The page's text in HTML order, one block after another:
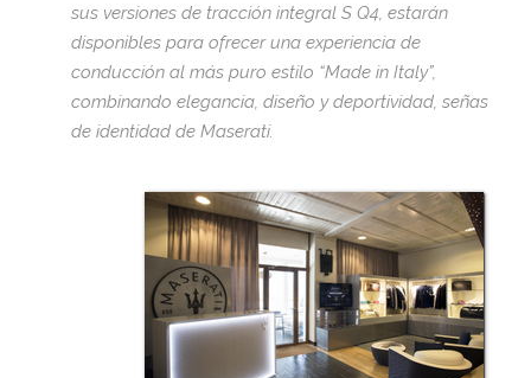
sus versiones de tracción integral S Q4, estarán
disponibles para ofrecer una experiencia de
conducción al más puro estilo “Made in Italy”,
combinando elegancia, diseño y deportividad, señas
de identidad de Maserati.